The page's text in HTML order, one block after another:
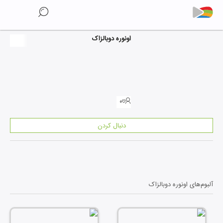
اونوره دوبالزاک
۰
دنبال کردن
آلبوم‌های اونوره دوبالزاک